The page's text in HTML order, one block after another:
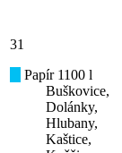
31
Papír 1100 l
Buškovice,
Dolánky,
Hlubany,
Kaštice,